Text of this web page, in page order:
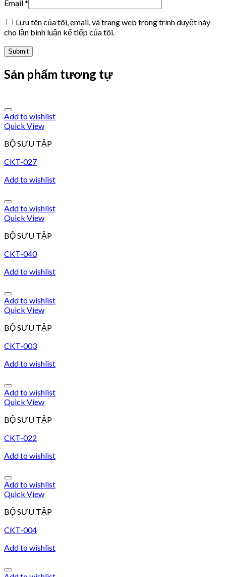
Email*
Lưu tên của tôi, email, và trang web trong trình duyệt này
cho lần bình luận kế tiếp của tôi.
Sản phẩm tương tự
Add to wishlist
Quick View
BỘ SƯU TẬP
CKT-027
Add to wishlist
Add to wishlist
Quick View
BỘ SƯU TẬP
CKT-040
Add to wishlist
Add to wishlist
Quick View
BỘ SƯU TẬP
CKT-003
Add to wishlist
Add to wishlist
Quick View
BỘ SƯU TẬP
CKT-022
Add to wishlist
Add to wishlist
Quick View
BỘ SƯU TẬP
CKT-004
Add to wishlist